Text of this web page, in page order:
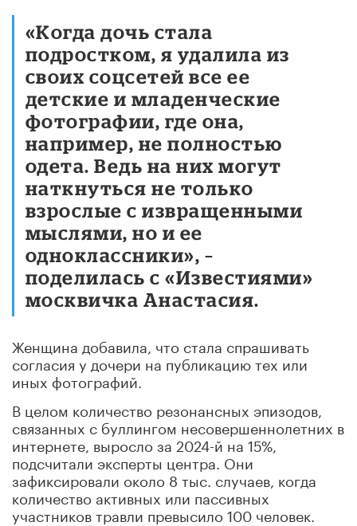
«Когда дочь стала
подростком, я удалила из
своих соцсетей все ее
детские и младенческие
фотографии, где она,
например, не полностью
одета. Ведь на них могут
наткнуться не только
взрослые с извращенными
мыслями, но и ее
одноклассники», –
поделилась с «Известиями»
москвичка Анастасия.
Женщина добавила, что стала спрашивать
согласия у дочери на публикацию тех или
иных фотографий.
В целом количество резонансных эпизодов,
связанных с буллингом несовершеннолетних в
интернете, выросло за 2024-й на 15%,
подсчитали эксперты центра. Они
зафиксировали около 8 тыс. случаев, когда
количество активных или пассивных
участников травли превысило 100 человек.